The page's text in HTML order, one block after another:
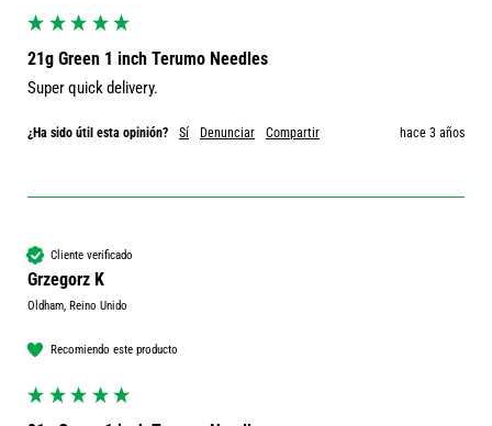
21g Green 1 inch Terumo Needles
Super quick delivery.
¿Ha sido útil esta opinión? Sí Denunciar Compartir hace 3 años
Cliente verificado
Grzegorz K
Oldham, Reino Unido
Recomiendo este producto